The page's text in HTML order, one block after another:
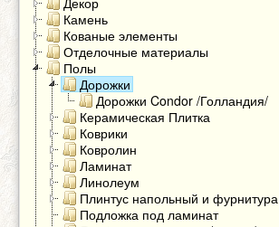
Камень
Кованые элементы
Отделочные материалы
Полы
Дорожки
Дорожки Condor /Голландия/
Керамическая Плитка
Коврики
Ковролин
Ламинат
Линолеум
Плинтус напольный и фурнитура
Подложка под ламинат